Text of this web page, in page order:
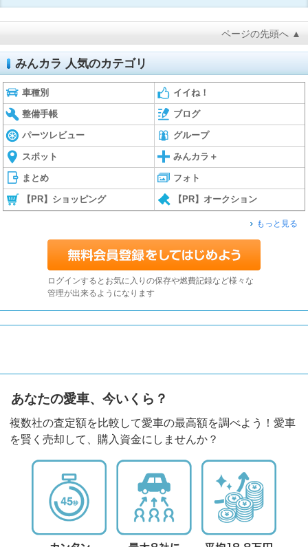
ページの先頭へ ▲
みんカラ 人気のカテゴリ
車種別 イイね！
整備手帳 ブログ
パーツレビュー グループ
スポット みんカラ＋
まとめ フォト
【PR】ショッピング 【PR】オークション
もっと見る
ログインするとお気に入りの保存や燃費記録など様々な
管理が出来るようになります
あなたの愛車、今いくら？
複数社の査定額を比較して愛車の最高額を調べよう！愛車
を賢く売却して、購入資金にしませんか？